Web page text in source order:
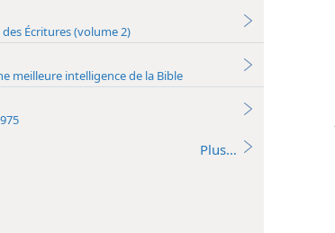
Écritures (volume 2)
meilleure intelligence de la Bible
vous ! 1975
Plus…